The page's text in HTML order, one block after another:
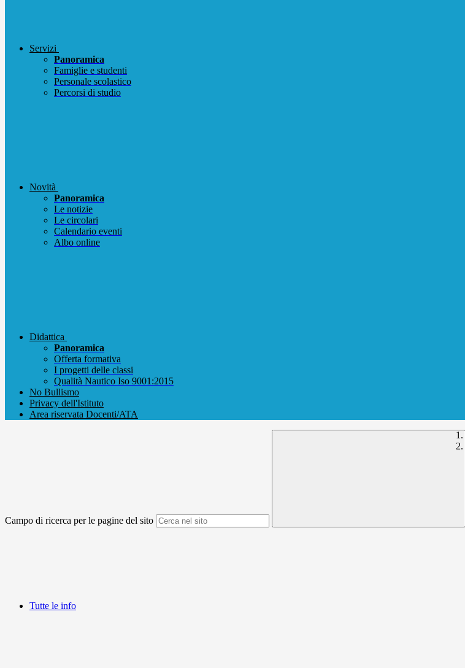
Servizi
Panoramica
Famiglie e studenti
Personale scolastico
Percorsi di studio
Novità
Panoramica
Le notizie
Le circolari
Calendario eventi
Albo online
Didattica
Panoramica
Offerta formativa
I progetti delle classi
Qualità Nautico Iso 9001:2015
No Bullismo
Privacy dell'Istituto
Area riservata Docenti/ATA
Campo di ricerca per le pagine del sito
Tutte le info